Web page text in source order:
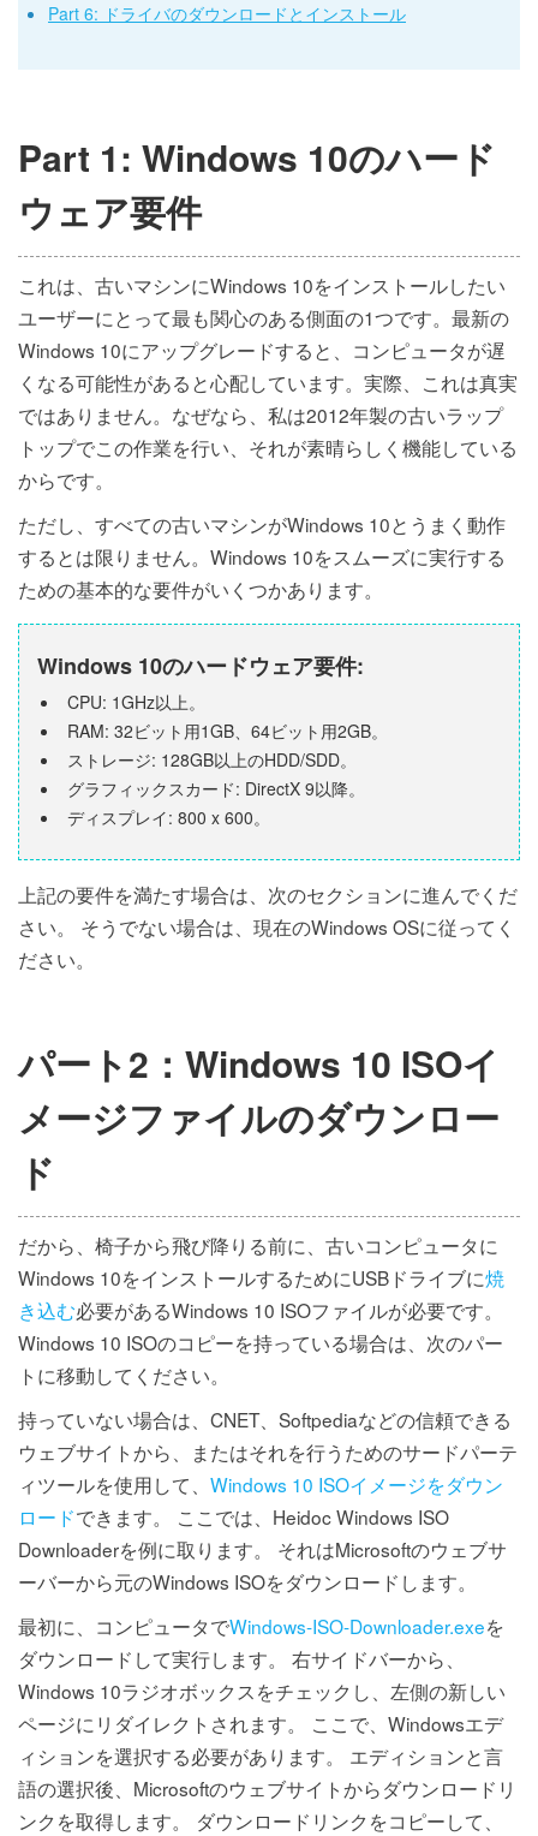
Part 6: ドライバのダウンロードとインストール
Part 1: Windows 10のハード
ウェア要件
これは、古いマシンにWindows 10をインストールしたい
ユーザーにとって最も関心のある側面の1つです。最新の
Windows 10にアップグレードすると、コンピュータが遅
くなる可能性があると心配しています。実際、これは真実
ではありません。なぜなら、私は2012年製の古いラップ
トップでこの作業を行い、それが素晴らしく機能している
からです。
ただし、すべての古いマシンがWindows 10とうまく動作
するとは限りません。Windows 10をスムーズに実行する
ための基本的な要件がいくつかあります。
Windows 10のハードウェア要件:
CPU: 1GHz以上。
RAM: 32ビット用1GB、64ビット用2GB。
ストレージ: 128GB以上のHDD/SDD。
グラフィックスカード: DirectX 9以降。
ディスプレイ: 800 x 600。
上記の要件を満たす場合は、次のセクションに進んでくだ
さい。 そうでない場合は、現在のWindows OSに従ってく
ださい。
パート2：Windows 10 ISOイ
メージファイルのダウンロー
ド
だから、椅子から飛び降りる前に、古いコンピュータに
Windows 10をインストールするためにUSBドライブに焼
き込む必要があるWindows 10 ISOファイルが必要です。
Windows 10 ISOのコピーを持っている場合は、次のパー
トに移動してください。
持っていない場合は、CNET、Softpediaなどの信頼できる
ウェブサイトから、またはそれを行うためのサードパーテ
ィツールを使用して、 Windows 10 ISOイメージをダウン
ロードできます。 ここでは、Heidoc Windows ISO
Downloaderを例に取ります。 それはMicrosoftのウェブサ
ーバーから元のWindows ISOをダウンロードします。
最初に、コンピュータでWindows-ISO-Downloader.exeを
ダウンロードして実行します。 右サイドバーから、
Windows 10ラジオボックスをチェックし、左側の新しい
ページにリダイレクトされます。 ここで、Windowsエデ
ィションを選択する必要があります。 エディションと言
語の選択後、Microsoftのウェブサイトからダウンロードリ
ンクを取得します。 ダウンロードリンクをコピーして、